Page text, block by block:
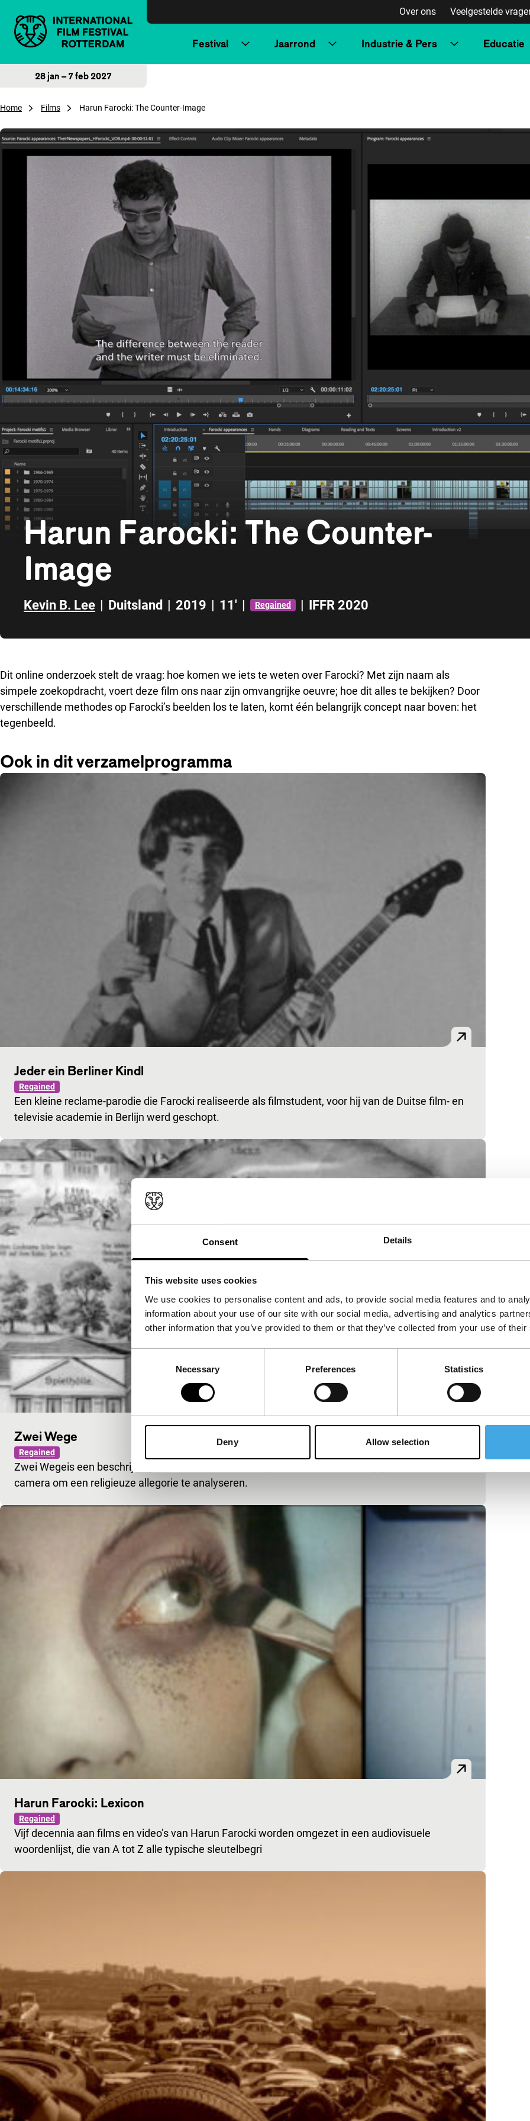
Consent Details
This website uses cookies
We use cookies to personalise content and ads, to provide social media features and to
information about your use of our site with our social media, advertising and analytics
other information that you’ve provided to them or that they’ve collected from your use of
Consent
Necessary Preferences Statistics
Deny Allow selection
Over ons Veelgestelde
Festival Jaarrond Industrie & Pers Educatie
28 jan – 7 feb 2027
Home Films Harun Farocki: The Counter-Image
Harun Farocki: The Counter-
Image
Kevin B. Lee | Duitsland | 2019 | 11' | Regained | IFFR 2020
Dit online onderzoek stelt de vraag: hoe komen we iets te weten over Farocki? Met zijn naam als
simpele zoekopdracht, voert deze film ons naar zijn omvangrijke oeuvre; hoe dit alles te bekijken? Door
verschillende methodes op Farocki’s beelden los te laten, komt één belangrijk concept naar boven: het
tegenbeeld.
Ook in dit verzamelprogramma
Jeder ein Berliner Kindl
Regained
Een kleine reclame-parodie die Farocki realiseerde als filmstudent, voor hij van de Duitse film- en
televisie academie in Berlijn werd geschopt.
Zwei Wege
Regained
Zwei Wegeis een beschrijving van een olieverfschilderij. Farocki maakt handig gebruik van de
camera om een religieuze allegorie te analyseren.
Harun Farocki: Lexicon
Regained
Vijf decennia aan films en video’s van Harun Farocki worden omgezet in een audiovisuele
woordenlijst, die van A tot Z alle typische sleutelbegri